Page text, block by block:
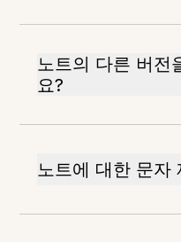
노트의 다른 버전
요?
노트에 대한 문자